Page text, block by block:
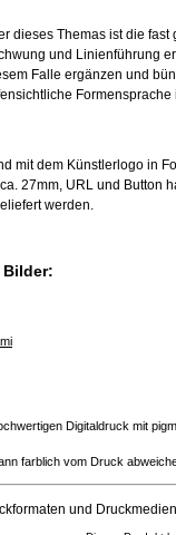
dieses Themas ist die
und Linienführung
Falle ergänzen und
mit dem Künstlerlogo in
27mm, URL und Button
werden.
Bilder:
Digitaldruck mit
farblich vom Druck
und